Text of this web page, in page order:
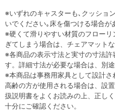
※いずれのキャスターも､クッショ
いでください｡床を傷つける場合が
※硬くて滑りやすい材質のフロー
ぎてしまう場合は、チェアマット
※各商品の表示寸法と実寸の寸法
す。詳細寸法が必要な場合は、別
※本商品は事務用家具として設計
高齢の方が使用される場合は、設
扱説明書をよくお読みの上、正し
十分にご確認ください。